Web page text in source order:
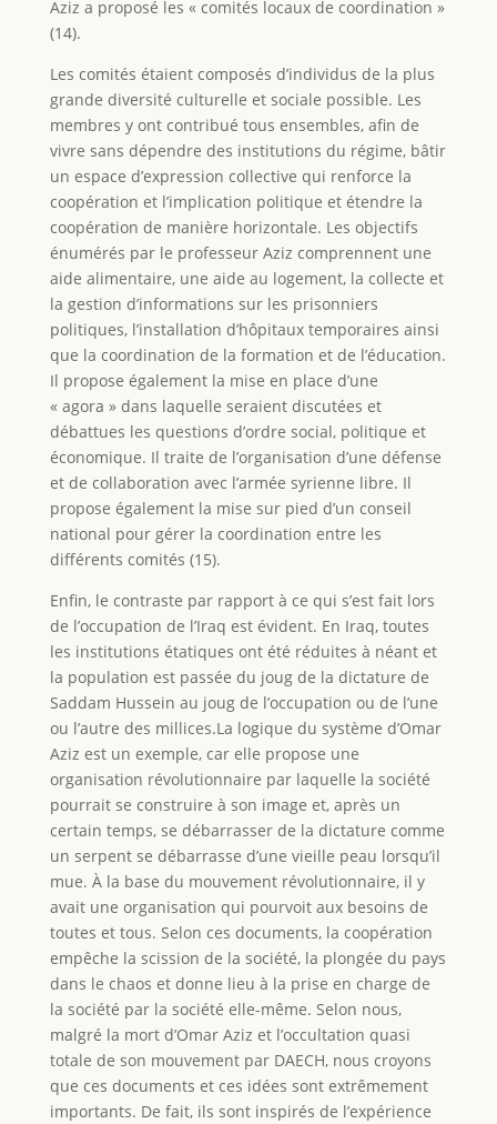
Aziz a proposé les « comités locaux de coordination »
(14).
Les comités étaient composés d’individus de la plus
grande diversité culturelle et sociale possible. Les
membres y ont contribué tous ensembles, afin de
vivre sans dépendre des institutions du régime, bâtir
un espace d’expression collective qui renforce la
coopération et l’implication politique et étendre la
coopération de manière horizontale. Les objectifs
énumérés par le professeur Aziz comprennent une
aide alimentaire, une aide au logement, la collecte et
la gestion d’informations sur les prisonniers
politiques, l’installation d’hôpitaux temporaires ainsi
que la coordination de la formation et de l’éducation.
Il propose également la mise en place d’une
« agora » dans laquelle seraient discutées et
débattues les questions d’ordre social, politique et
économique. Il traite de l’organisation d’une défense
et de collaboration avec l’armée syrienne libre. Il
propose également la mise sur pied d’un conseil
national pour gérer la coordination entre les
différents comités (15).
Enfin, le contraste par rapport à ce qui s’est fait lors
de l’occupation de l’Iraq est évident. En Iraq, toutes
les institutions étatiques ont été réduites à néant et
la population est passée du joug de la dictature de
Saddam Hussein au joug de l’occupation ou de l’une
ou l’autre des millices.La logique du système d’Omar
Aziz est un exemple, car elle propose une
organisation révolutionnaire par laquelle la société
pourrait se construire à son image et, après un
certain temps, se débarrasser de la dictature comme
un serpent se débarrasse d’une vieille peau lorsqu’il
mue. À la base du mouvement révolutionnaire, il y
avait une organisation qui pourvoit aux besoins de
toutes et tous. Selon ces documents, la coopération
empêche la scission de la société, la plongée du pays
dans le chaos et donne lieu à la prise en charge de
la société par la société elle-même. Selon nous,
malgré la mort d’Omar Aziz et l’occultation quasi
totale de son mouvement par DAECH, nous croyons
que ces documents et ces idées sont extrêmement
importants. De fait, ils sont inspirés de l’expérience